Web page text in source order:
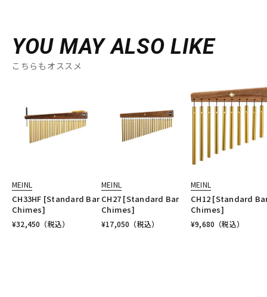
YOU MAY ALSO LIKE
こちらもオススメ
MEINL
CH33HF [Standard Bar
Chimes]
¥32,450 （税込）
MEINL
CH27 [Standard Bar
Chimes]
¥17,050 （税込）
MEINL
CH12 [Standard
Chimes]
¥9,680 （税込）